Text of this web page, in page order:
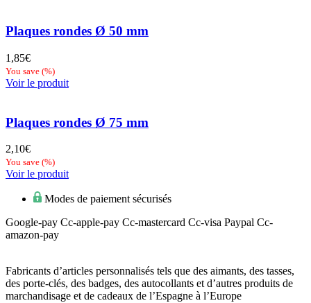
Plaques rondes Ø 50 mm
1,85€
You save (%)
Voir le produit
Plaques rondes Ø 75 mm
2,10€
You save (%)
Voir le produit
Modes de paiement sécurisés
Google-pay Cc-apple-pay Cc-mastercard Cc-visa Paypal Cc-
amazon-pay
Fabricants d’articles personnalisés tels que des aimants, des tasses,
des porte-clés, des badges, des autocollants et d’autres produits de
marchandisage et de cadeaux de l’Espagne à l’Europe